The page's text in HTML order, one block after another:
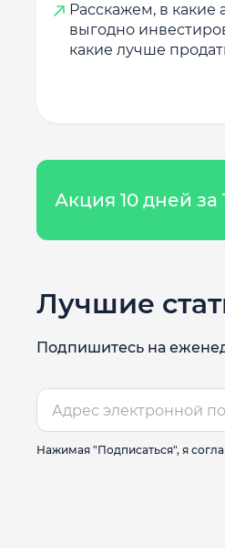
Расскажем, в какие
выгодно
какие лучше
Акция 10 дней
Лучшие
Подпишитесь на
Нажимая "Подписаться", я